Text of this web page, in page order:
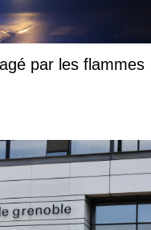
par les flammes